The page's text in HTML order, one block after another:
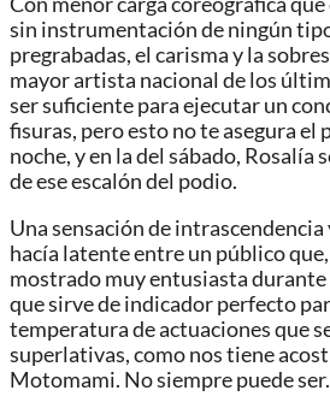
sin instrumentación de ningún
pregrabadas, el carisma y la
mayor artista nacional de los
ser suficiente para ejecutar un
fisuras, pero esto no te asegura el
noche, y en la del sábado, Rosalía
de ese escalón del podio.
Una sensación de intrascendencia
hacía latente entre un público que,
mostrado muy entusiasta
que sirve de indicador perfecto
temperatura de actuaciones que
superlativas, como nos tiene
Motomami. No siempre puede ser.